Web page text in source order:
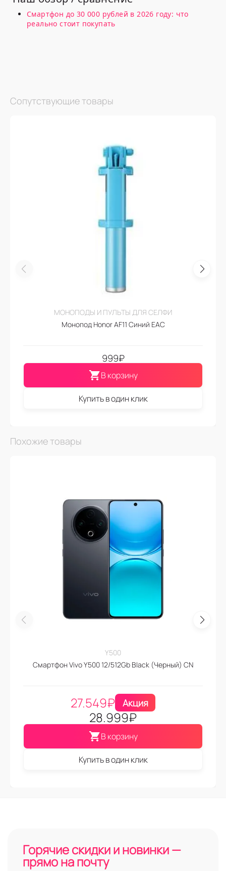
Смартфон до 30 000 рублей в 2026 году: что
реально стоит покупать
Сопутствующие товары
МОНОПОДЫ И ПУЛЬТЫ ДЛЯ СЕЛФИ
Монопод Honor AF11 Синий EAC
999₽
В корзину
Купить в один клик
Похожие товары
Y500
Смартфон Vivo Y500 12/512Gb Black (Черный) CN
27.549₽ Акция
28.999₽
В корзину
Купить в один клик
Горячие скидки и новинки —
прямо на почту